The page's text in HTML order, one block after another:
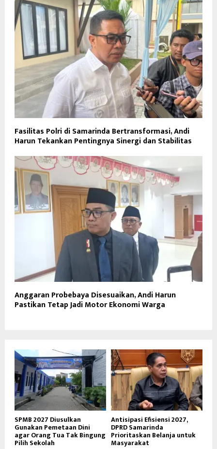
Fasilitas Polri di Samarinda Bertransformasi, Andi
Harun Tekankan Pentingnya Sinergi dan Stabilitas
Anggaran Probebaya Disesuaikan, Andi Harun
Pastikan Tetap Jadi Motor Ekonomi Warga
SPMB 2027 Diusulkan
Gunakan Pemetaan Dini
agar Orang Tua Tak Bingung
Pilih Sekolah
Antisipasi Efisiensi 2027,
DPRD Samarinda
Prioritaskan Belanja untuk
Masyarakat